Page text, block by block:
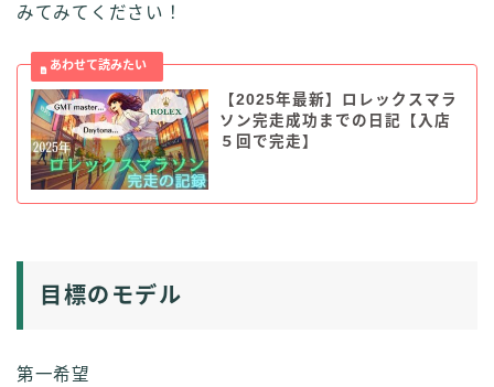
みてみてください！
【2025年最新】ロレックスマラ
ソン完走成功までの日記【入店
５回で完走】
目標のモデル
第一希望